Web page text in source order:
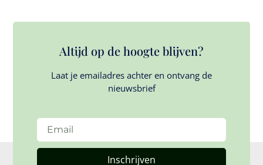
Altijd op de hoogte blijven?
Laat je emailadres achter en ontvang de
nieuwsbrief
Inschrijven